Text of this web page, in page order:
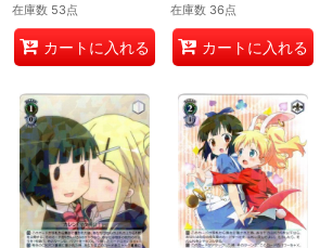
在庫数 53点
カートに入れる
在庫数 36点
カートに入れる